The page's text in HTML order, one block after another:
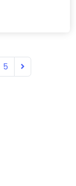
5